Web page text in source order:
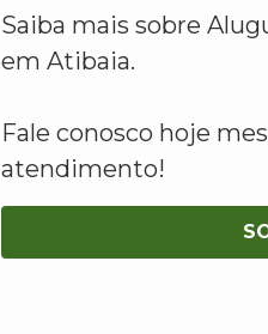
Saiba mais sobre
em Atibaia.
Fale conosco hoje
atendimento!